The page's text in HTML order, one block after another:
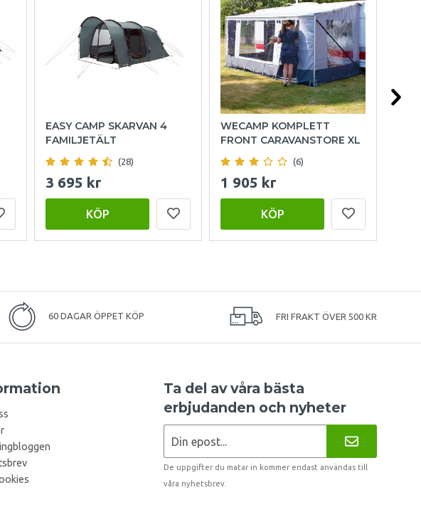
EASY CAMP SKARVAN 4
FAMILJETÄLT
(28)
3 695 kr
KÖP
WECAMP KOMPLETT
FRONT CARAVANSTORE XL
(6)
1 905 kr
KÖP
60 DAGAR ÖPPET KÖP FRI FRAKT ÖVER 500 KR
Ta del av våra bästa
erbjudanden och nyheter
De uppgifter du matar in kommer endast användas till
våra nyhetsbrev.